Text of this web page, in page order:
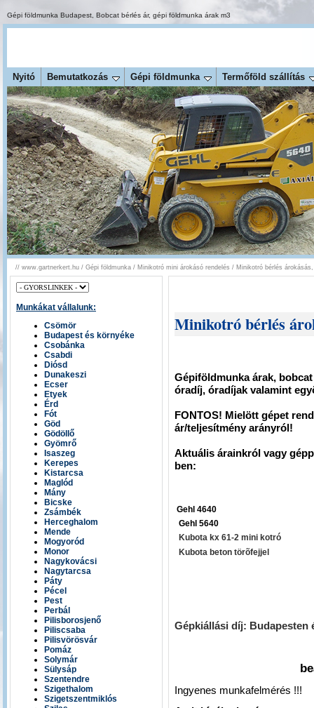
Gépi földmunka Budapest Bobcat bérlés ár, gépi földmunka árak m3
Nyitó Bemutatkozás Gépi földmunka Termőföld szállítás
// www.gartnerkert.hu / Gépi földmunka / Minikotró mini árokásó rendelés / Minikotró bérlés
Munkákat vállalunk:
Csömör
Budapest és környéke
Csobánka
Csabdi
Diósd
Dunakeszi
Ecser
Etyek
Érd
Fót
Göd
Gödöllő
Gyömrő
Isaszeg
Kerepes
Kistarcsa
Maglód
Mány
Bicske
Zsámbék
Herceghalom
Mende
Mogyoród
Monor
Nagykovácsi
Nagytarcsa
Páty
Pécel
Pest
Perbál
Pilisborosjenő
Piliscsaba
Pilisvörösvár
Pomáz
Solymár
Sülysáp
Szentendre
Szigethalom
Szigetszentmiklós
Minikotró bérlés
Gépiföldmunka árak,
óradíj, óradíjak valamint
FONTOS! Mielött gépet
ár/teljesítmény arányról!
Aktuális árainkról vagy
ben:
Gehl 4640
Gehl 5640
Kubota kx 61-2 mini kotró
Kubota beton törõfejjel
Gépkiállási díj: Budapesten
Ingyenes munkafelmérés !!!